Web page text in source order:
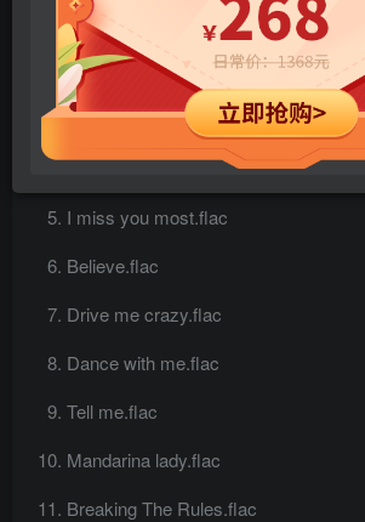
No one else comes close.flac
Talking heart to heart.flac
Sha la la.flac
It’s all inside my mind.flac
I miss you most.flac
Believe.flac
Drive me crazy.flac
Dance with me.flac
Tell me.flac
Mandarina lady.flac
Breaking The Rules.flac